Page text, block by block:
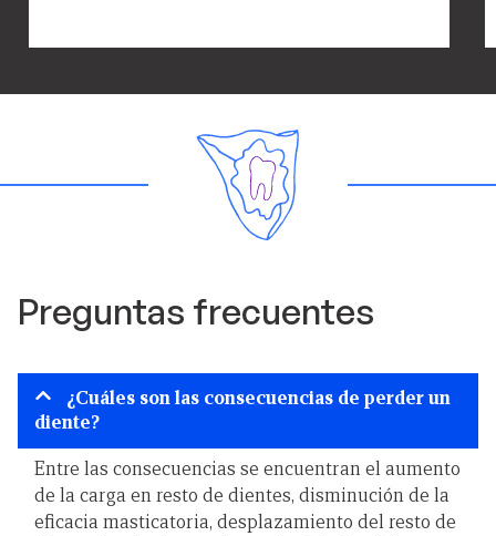
Preguntas frecuentes
¿Cuáles son las consecuencias de perder un
diente?
Entre las consecuencias se encuentran el aumento
de la carga en resto de dientes, disminución de la
eficacia masticatoria, desplazamiento del resto de